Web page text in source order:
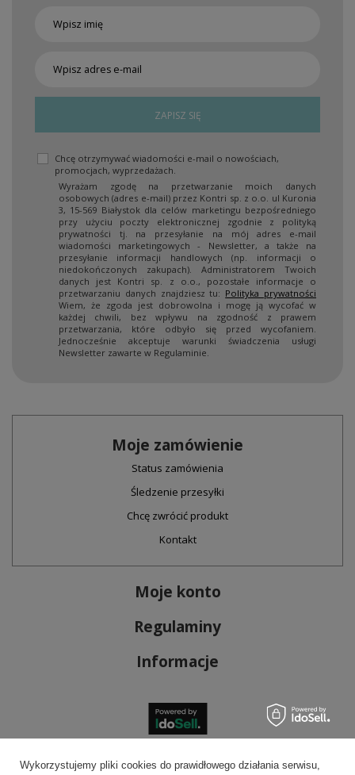
ZAPISZ SIĘ
Chcę otrzymywać wiadomości e-mail o nowościach,
promocjach, wyprzedażach.
Wyrażam zgodę na przetwarzanie moich danych
osobowych (adres e-mail) przez Kontri sp. z o.o. ul Kuronia
3, 15-569 Białystok dla celów marketingu bezpośredniego
przy użyciu poczty elektronicznej zgodnie z polityką
prywatności tj. na przesyłanie na mój adres e-mail
wiadomości marketingowych - Newsletter, a także na
przesyłanie informacji handlowych (np. informacji o
niedokończonych zakupach). Administratorem Twoich
danych jest Kontri sp. z o.o., pozostałe informacje o
przetwarzaniu danych znajdziesz tu: Polityka prywatności
Wiem, że zgoda jest dobrowolna i mogę ją wycofać w
każdej chwili, bez wpływu na zgodność z prawem
przetwarzania, które odbyło się przed wycofaniem.
Jednocześnie akceptuje warunki świadczenia usługi
Newsletter zawarte w Regulaminie.
Moje zamówienie
Status zamówienia
Śledzenie przesyłki
Chcę zwrócić produkt
Kontakt
Moje konto
Regulaminy
Informacje
Bezpieczne płatności
Wykorzystujemy pliki cookies do prawidłowego działania serwisu,